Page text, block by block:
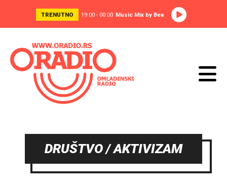
TRENUTNO 19:00 - 00:00 Music Mix by Bea
DRUŠTVO / AKTIVIZAM